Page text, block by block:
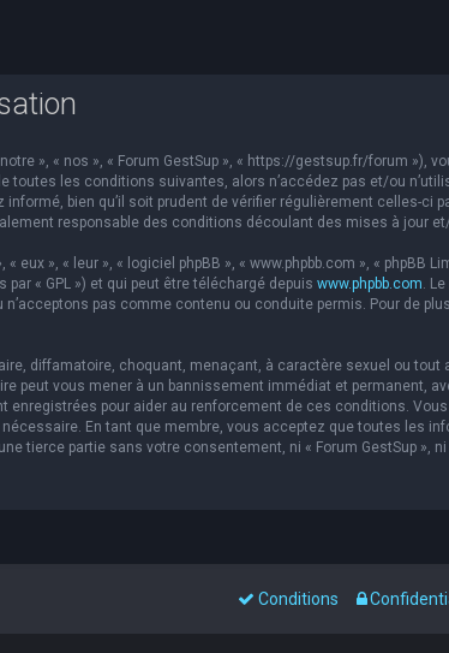
», « nos », « Forum GestSup », « https://gestsup.fr/forum »),
toutes les conditions suivantes, alors n’accédez pas et/ou
bien qu’il soit prudent de vérifier régulièrement celles-ci
responsable des conditions découlant des mises à jour
eux », « leur », « logiciel phpBB », « www.phpbb.com », « phpBB
par « GPL ») et qui peut être téléchargé depuis www.phpbb.com.
pas comme contenu ou conduite permis. Pour de
diffamatoire, choquant, menaçant, à caractère sexuel ou
peut vous mener à un bannissement immédiat et permanent,
pour aider au renforcement de ces conditions.
En tant que membre, vous acceptez que toutes les
tierce partie sans votre consentement, ni « Forum GestSup »,
Conditions